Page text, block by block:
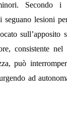
Secondo i
seguano lesioni
sull’apposito
consistente
può interrompe
ndo ad